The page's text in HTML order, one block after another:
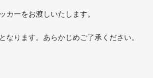
ーをお渡しいたします。
ります。あらかじめご了承ください。